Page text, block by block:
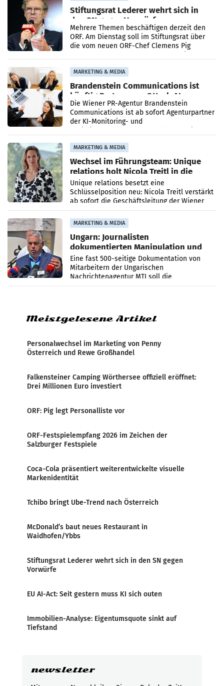
Stiftungsrat Lederer wehrt sich in
den SN gegen Vorwürfe
Mehrere Themen beschäftigen derzeit den
ORF. Am Dienstag soll im Stiftungsrat über
die vom neuen ORF-Chef Clemens Pig
MARKETING & MEDIA
Brandenstein Communications ist
künftig Partner von OtterlyAI
Die Wiener PR-Agentur Brandenstein
Communications ist ab sofort Agenturpartner
der KI-Monitoring- und
MARKETING & MEDIA
Wechsel im Führungsteam: Unique
relations holt Nicola Treitl in die
Geschäftsleitung
Unique relations besetzt eine
Schlüsselposition neu: Nicola Treitl verstärkt
ab sofort die Geschäftsleitung der Wiener
PR-Agentur an der Seite von Josef Kalina und
Anna Kalina-Mahr.
MARKETING & MEDIA
Ungarn: Journalisten
dokumentierten Manipulation und
Zensur
Eine fast 500-seitige Dokumentation von
Mitarbeitern der Ungarischen
Nachrichtenagentur MTI soll die
systematische Nachrichten-Manipulation und
Meistgelesene Artikel
Personalwechsel im Marketing von Penny
Österreich und Rewe Großhandel
Falkensteiner Camping Wörthersee offiziell eröffnet:
Drei Millionen Euro investiert
ORF: Pig legt Personalliste vor
ORF-Festspielempfang 2026 im Zeichen der
Salzburger Festspiele
Coca-Cola präsentiert weiterentwickelte visuelle
Markenidentität
Tchibo bringt Ube-Trend nach Österreich
McDonald’s baut neues Restaurant in
Waidhofen/Ybbs
Stiftungsrat Lederer wehrt sich in den SN gegen
Vorwürfe
EU AI-Act: Seit gestern muss KI sich outen
Immobilien-Analyse: Eigentumsquote sinkt auf
Tiefstand
newsletter